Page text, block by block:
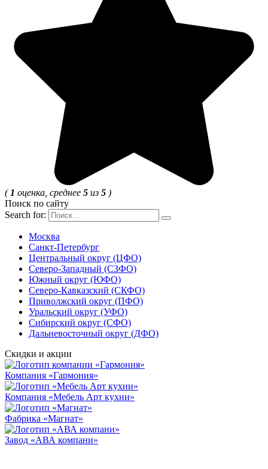
( 1 оценка, среднее 5 из 5 )
Поиск по сайту
Search for:
Москва
Санкт-Петербург
Центральный округ (ЦФО)
Северо-Западный (СЗФО)
Южный округ (ЮФО)
Северо-Кавказский (СКФО)
Приволжский округ (ПФО)
Уральский округ (УФО)
Сибирский округ (СФО)
Дальневосточный округ (ДФО)
Скидки и акции
Компания «Гармония»
Компания «Мебель Арт кухни»
Фабрика «Магнат»
Завод «АВА компани»